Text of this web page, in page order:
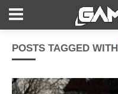
POSTS TAGGED WITH